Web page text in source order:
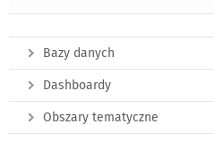
Bazy danych
Dashboardy
Obszary tematyczne